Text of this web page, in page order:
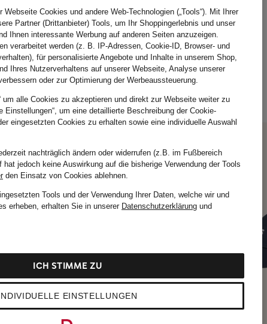
Webseite Cookies und andere Web-Technologien („Tools“). Mit Ihrer
Partner (Drittanbieter) Tools, um Ihr Shoppingerlebnis und unser
Ihnen interessante Werbung auf anderen Seiten anzuzeigen.
verarbeitet werden (z. B. IP-Adressen, Cookie-ID, Browser- und
für personalisierte Angebote und Inhalte in unserem Shop,
Ihres Nutzerverhaltens auf unserer Webseite, Analyse unserer
oder zur Optimierung der Werbeaussteuerung.
um alle Cookies zu akzeptieren und direkt zur Webseite weiter zu
Einstellungen“, um eine detaillierte Beschreibung der Cookie-
eingesetzten Cookies zu erhalten sowie eine individuelle Auswahl
nachträglich ändern oder widerrufen (z.B. im Fußbereich
jedoch keine Auswirkung auf die bisherige Verwendung der Tools
den Einsatz von Cookies ablehnen.
Tools und der Verwendung Ihrer Daten, welche wir und
erheben, erhalten Sie in unserer Datenschutzerklärung und
EINSTELLUNGEN
ICH STIMME ZU